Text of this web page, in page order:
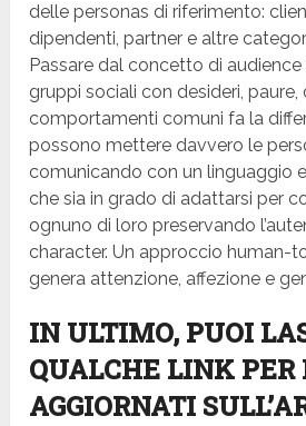
delle personas di riferimento:
dipendenti, partner e altre
Passare dal concetto di
gruppi sociali con desideri,
comportamenti comuni fa la
possono mettere davvero le
comunicando con un linguaggio
che sia in grado di adattarsi per
ognuno di loro preservando
character. Un approccio human-
genera attenzione, affezione e
IN ULTIMO, PUOI
QUALCHE LINK PER
AGGIORNATI